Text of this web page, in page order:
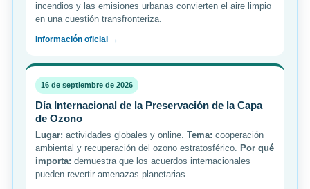
incendios y las emisiones urbanas convierten el aire limpio
en una cuestión transfronteriza.
Información oficial →
16 de septiembre de 2026
Día Internacional de la Preservación de la Capa
de Ozono
Lugar: actividades globales y online. Tema: cooperación
ambiental y recuperación del ozono estratosférico. Por qué
importa: demuestra que los acuerdos internacionales
pueden revertir amenazas planetarias.